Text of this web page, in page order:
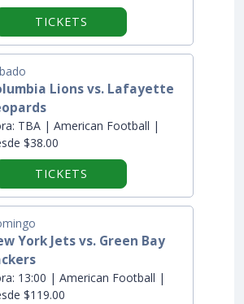
TICKETS
Lions vs. Lafayette
TBA | American Football |
$38.00
TICKETS
York Jets vs. Green Bay
13:00 | American Football |
$119.00